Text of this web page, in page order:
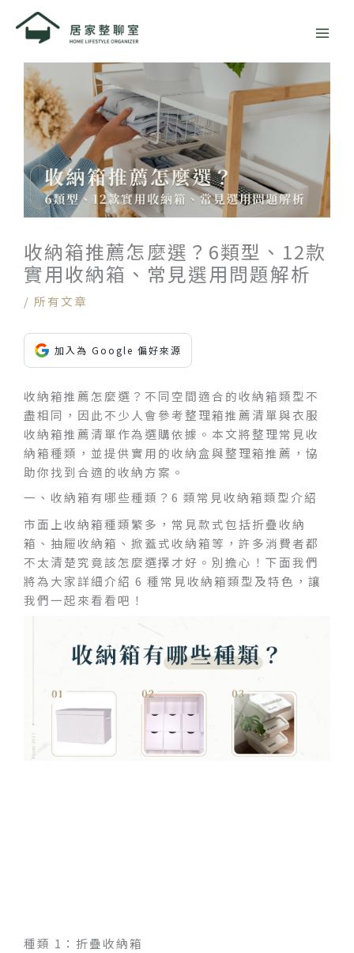
收納箱推薦怎麼選？6類型、12款
實用收納箱、常見選用問題解析
/ 所有文章
加入為 Google 偏好來源
收納箱推薦怎麼選？不同空間適合的收納箱類型不
盡相同，因此不少人會參考整理箱推薦清單與衣服
收納箱推薦清單作為選購依據。本文將整理常見收
納箱種類，並提供實用的收納盒與整理箱推薦，協
助你找到合適的收納方案。
一、收納箱有哪些種類？6 類常見收納箱類型介紹
市面上收納箱種類繁多，常見款式包括折疊收納
箱、抽屜收納箱、掀蓋式收納箱等，許多消費者都
不太清楚究竟該怎麼選擇才好。別擔心！下面我們
將為大家詳細介紹 6 種常見收納箱類型及特色，讓
我們一起來看看吧！
種類 1：折疊收納箱